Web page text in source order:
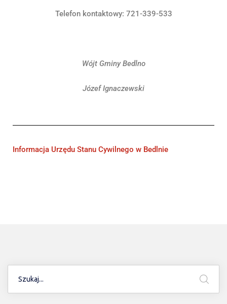
Telefon kontaktowy: 721-339-533
Wójt Gminy Bedlno
Józef Ignaczewski
Informacja Urzędu Stanu Cywilnego w Bedlnie